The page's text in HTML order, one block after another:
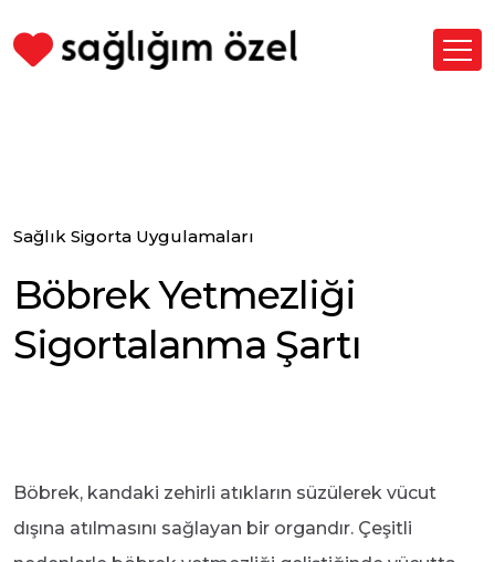
Sağlık Sigorta Uygulamaları
Böbrek Yetmezliği
Sigortalanma Şartı
Böbrek, kandaki zehirli atıkların süzülerek vücut
dışına atılmasını sağlayan bir organdır. Çeşitli